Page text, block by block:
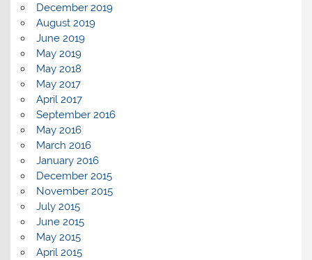
December 2019
August 2019
June 2019
May 2019
May 2018
May 2017
April 2017
September 2016
May 2016
March 2016
January 2016
December 2015
November 2015
July 2015
June 2015
May 2015
April 2015